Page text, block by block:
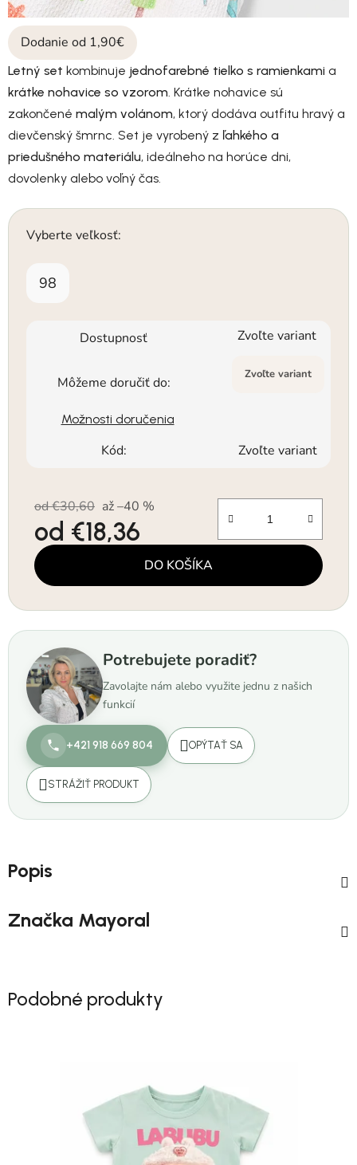
Dodanie od 1,90€
Letný set kombinuje jednofarebné tielko s ramienkami a
krátke nohavice so vzorom. Krátke nohavice sú
zakončené malým volánom, ktorý dodáva outfitu hravý a
dievčenský šmrnc. Set je vyrobený z ľahkého a
priedušného materiálu, ideálneho na horúce dni,
dovolenky alebo voľný čas.
Vyberte veľkosť:
98
Dostupnosť Zvoľte variant
Môžeme doručiť do: Zvoľte variant
Možnosti doručenia
Kód: Zvoľte variant
od €30,60 až –40 %
od €18,36
Jednotková cena: DO KOŠÍKA
Potrebujete poradiť?
Zavolajte nám alebo využite jednu z našich
funkcií
+421 918 669 804 OPÝTAŤ SA
STRÁŽIŤ PRODUKT
Popis
Značka Mayoral
Podobné produkty